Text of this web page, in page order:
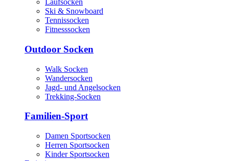
Laufsocken
Ski & Snowboard
Tennissocken
Fitnesssocken
Outdoor Socken
Walk Socken
Wandersocken
Jagd- und Angelsocken
Trekking-Socken
Familien-Sport
Damen Sportsocken
Herren Sportsocken
Kinder Sportsocken